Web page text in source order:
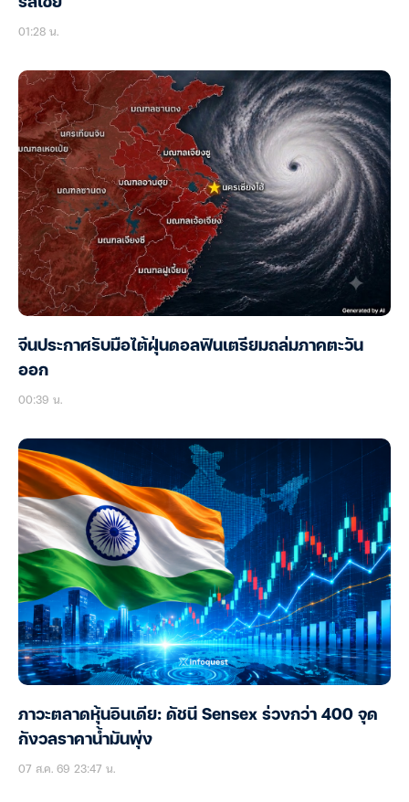
01:28 น.
จีนประกาศรับมือไต้ฝุ่นดอลฟินเตรียมถล่มภาคตะวัน
ออก
00:39 น.
ภาวะตลาดหุ้นอินเดีย: ดัชนี Sensex ร่วงกว่า 400 จุด
กังวลราคาน้ำมันพุ่ง
07 ส.ค. 69 23:47 น.